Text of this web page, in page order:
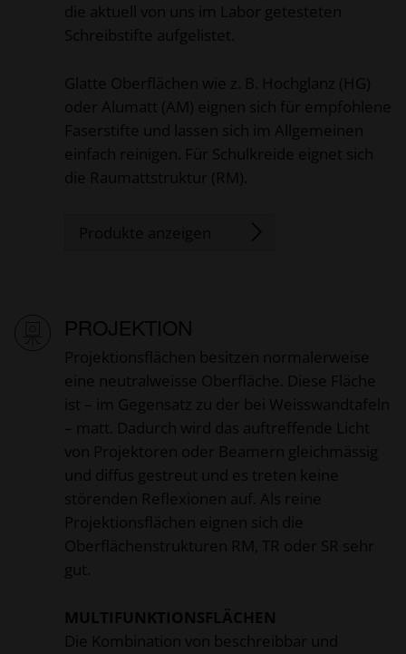
die aktuell von uns im Labor getesteten
Schreibstifte aufgelistet.
Glatte Oberflächen wie z. B. Hochglanz (HG)
oder Alumatt (AM) eignen sich für empfohlene
Faserstifte und lassen sich im Allgemeinen
einfach reinigen. Für Schulkreide eignet sich
die Raumattstruktur (RM).
PROJEKTION
Projektionsflächen besitzen normalerweise
eine neutralweisse Oberfläche. Diese Fläche
ist – im Gegensatz zu der bei Weisswandtafeln
– matt. Dadurch wird das auftreffende Licht
von Projektoren oder Beamern gleichmässig
und diffus gestreut und es treten keine
störenden Reflexionen auf. Als reine
Projektionsflächen eignen sich die
Oberflächenstrukturen RM, TR oder SR sehr
gut.
MULTIFUNKTIONSFLÄCHEN
Die Kombination von beschreibbar und